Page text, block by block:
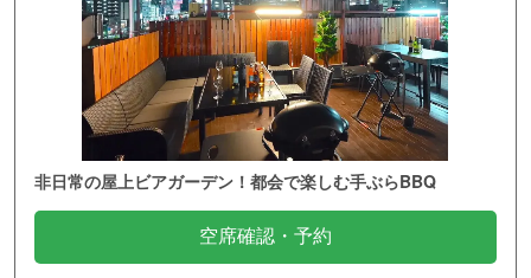
非日常の屋上ビアガーデン！都会で楽しむ手ぶらBBQ
空席確認・予約